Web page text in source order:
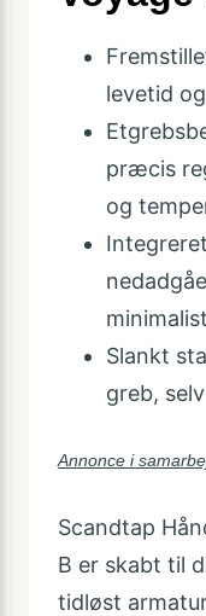
levetid
præcis
og
Slankt
greb,
Annonce i
Scandtap
B er skabt til
tidløst